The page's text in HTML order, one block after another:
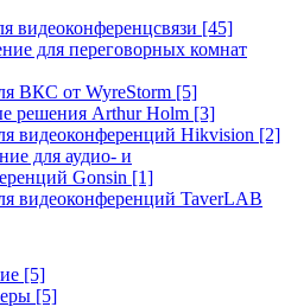
видеоконференцсвязи [45]
для переговорных комнат
ВКС от WyreStorm [5]
решения Arthur Holm [3]
видеоконференций Hikvision [2]
для аудио- и
Gonsin [1]
видеоконференций TaverLAB
[5]
[5]